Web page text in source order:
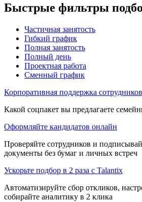
Быстрые фильтры
Частичная занятость
Гибкий график
Полная занятость
Полный день
Проектная работа
Сменный график
Корпоративная поддержка сотрудников
Какой соцпакет вы предлагаете
Оформляйте кандидатов онлайн
Проверяйте сотрудников и
документы без бумаг и личных встреч
Ускорьте подбор в 2 раза с Talantix
Автоматизируйте сбор откликов,
собирайте аналитику в 2 клика